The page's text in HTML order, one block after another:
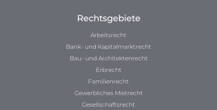
Rechtsgebiete
Arbeitsrecht
Bank- und Kapitalmarktrecht
Bau- und Architektenrecht
Erbrecht
Familienrecht
Gewerbliches Mietrecht
Gesellschaftsrecht